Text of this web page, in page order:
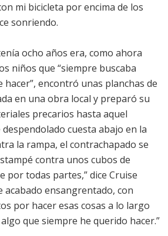
mi bicicleta por encima de los
sonriendo.
ocho años era, como ahora
niños que “siempre buscaba
hacer”, encontró unas planchas de
en una obra local y preparó su
precarios hasta aquel
cuesta abajo en la
la rampa, el contrachapado se
contra unos cubos de
por todas partes,” dice Cruise
acabado ensangrentado, con
por hacer esas cosas a lo largo
que siempre he querido hacer.”